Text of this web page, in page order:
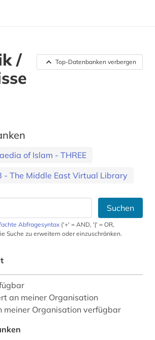
Top-Datenbanken verbergen
/
of Islam - THREE
- The Middle East Virtual Library
Suchen
Abfragesyntax ('+' = AND, '|' = OR,
Suche zu erweitern oder einzuschränken.
an meiner Organisation
meiner Organisation verfügbar